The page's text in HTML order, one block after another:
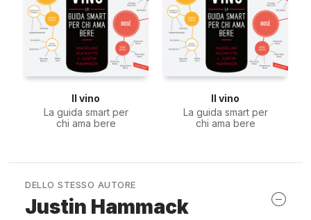
Il vino
La guida smart per
chi ama bere
Il vino
La guida smart per
chi ama bere
DELLO STESSO AUTORE
Justin Hammack